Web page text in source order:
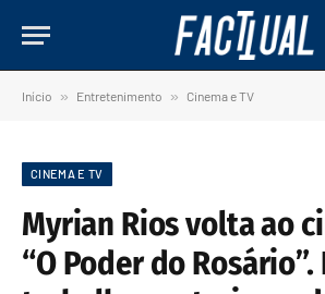
Início » Entretenimento » Cinema e TV
CINEMA E TV
Myrian Rios volta ao
“O Poder do